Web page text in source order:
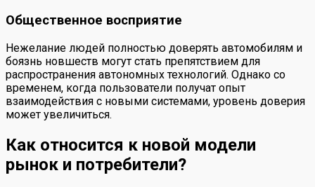
Общественное восприятие
Нежелание людей полностью доверять автомобилям и
боязнь новшеств могут стать препятствием для
распространения автономных технологий. Однако со
временем, когда пользователи получат опыт
взаимодействия с новыми системами, уровень доверия
может увеличиться.
Как относится к новой модели
рынок и потребители?